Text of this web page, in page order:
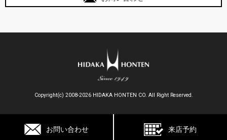
お問い合わせ 来店予約
Copyright(c) 2008-2026 HIDAKA HONTEN CO. All Right Reserved.